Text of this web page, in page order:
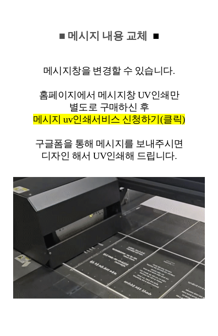
■ 메시지 내용 교체 ■
메시지창을 변경할 수 있습니다.
홈페이지에서 메시지창 UV인쇄만
별도로 구매하신 후
메시지 uv인쇄서비스 신청하기(클릭)
구글폼을 통해 메시지를 보내주시면
디자인 해서 UV인쇄해 드립니다.